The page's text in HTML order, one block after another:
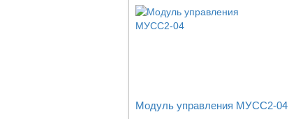
Модуль управления МУСС2-04